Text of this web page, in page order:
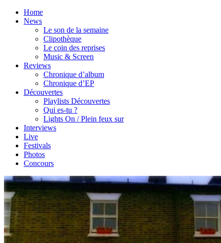
Home
News
Le son de la semaine
Clipothèque
Le coin des reprises
Music & Screen
Reviews
Chronique d’album
Chronique d’EP
Découvertes
Playlists Découvertes
Qui es-tu ?
Lights On / Plein feux sur
Interviews
Live
Festivals
Photos
Concours